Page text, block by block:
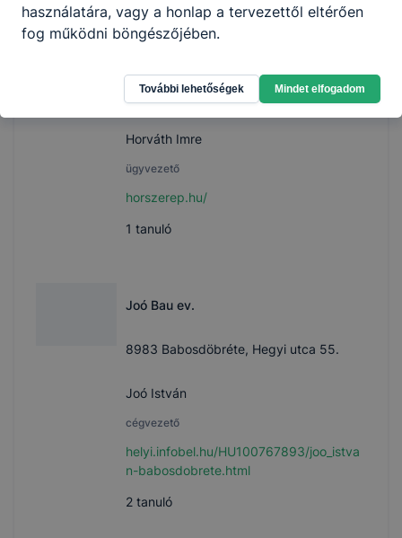
8353 Zalaszántó, Zrínyi u. 25.
Horváth Imre
ügyvezető
horszerep.hu/
1 tanuló
Joó Bau ev.
8983 Babosdöbréte, Hegyi utca 55.
Joó István
cégvezető
helyi.infobel.hu/HU100767893/joo_istva
n-babosdobrete.html
2tanuló
használatára, vagy a honlap a tervezettől eltérően
fog működni böngészőjében.
További lehetőségek Mindet elfogadom